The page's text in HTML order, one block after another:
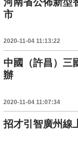
市
2020-11-04 11:13:22
中國（許昌）三
辦
2020-11-04 11:07:34
招才引智廣州線